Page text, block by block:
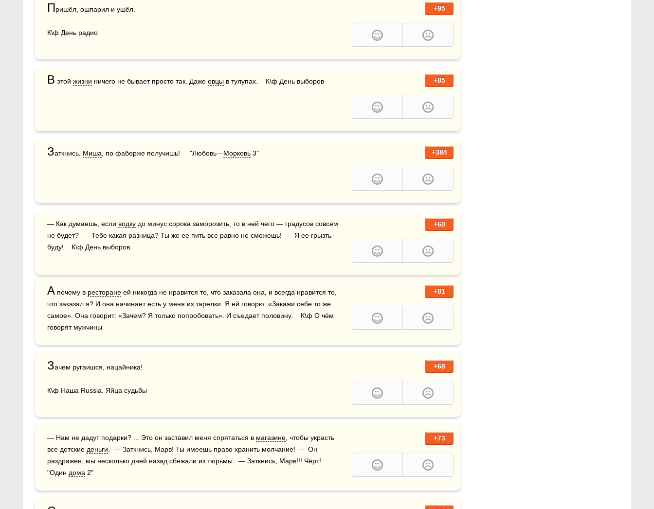
+95
Пришёл, ошпарил и ушёл.
К\ф День радио
+85
В этой жизни ничего не бывает просто так. Даже овцы в тулупах.    К\ф День выборов
+384
Заткнись, Миша , по фаберже получишь!     "Любовь—Морковь 3"
+60
— Как думаешь, если водку до минус сорока заморозить, то в ней чего — градусов совсем
не будет?  — Тебе какая разница? Ты же ее пить все равно не сможешь!  — Я ее грызть
буду!    К\ф День выборов
+81
А почему в ресторане ей никогда не нравится то, что заказала она, и всегда нравится то,
что заказал я? И она начинает есть у меня из тарелки . Я ей говорю: «Закажи себе то же
самое». Она говорит: «Зачем? Я только попробовать». И съедает половину.    К\ф О чём
говорят мужчины
+68
Зачем ругаишся, нацайника!
К\ф Наша Russia. Яйца судьбы
+73
— Нам не дадут подарки? ... Это он заставил меня спрятаться в магазине , чтобы украсть
все детские деньги .  — Заткнись, Марв! Ты имеешь право хранить молчание!  — Он
раздражен, мы несколько дней назад сбежали из тюрьмы .  — Заткнись, Марв!!! Чёрт!
"Один дома 2"